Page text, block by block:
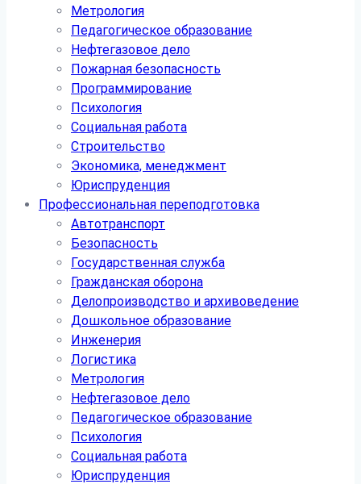
Метрология
Педагогическое образование
Нефтегазовое дело
Пожарная безопасность
Программирование
Психология
Социальная работа
Строительство
Экономика, менеджмент
Юриспруденция
Профессиональная переподготовка
Автотранспорт
Безопасность
Государственная служба
Гражданская оборона
Делопроизводство и архивоведение
Дошкольное образование
Инженерия
Логистика
Метрология
Нефтегазовое дело
Педагогическое образование
Психология
Социальная работа
Юриспруденция